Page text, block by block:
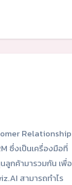
ซึ่งเป็นเครื่องมือที่
ลูกค้ามารวมกัน เพื่อ
สามารถทำไร